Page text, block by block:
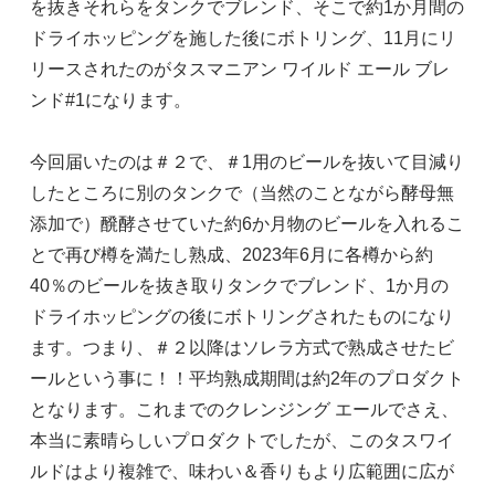
を抜きそれらをタンクでブレンド、そこで約1か月間の
ドライホッピングを施した後にボトリング、11月にリ
リースされたのがタスマニアン ワイルド エール ブレ
ンド#1になります。
今回届いたのは＃２で、＃1用のビールを抜いて目減り
したところに別のタンクで（当然のことながら酵母無
添加で）醗酵させていた約6か月物のビールを入れるこ
とで再び樽を満たし熟成、2023年6月に各樽から約
40％のビールを抜き取りタンクでブレンド、1か月の
ドライホッピングの後にボトリングされたものになり
ます。つまり、＃２以降はソレラ方式で熟成させたビ
ールという事に！！平均熟成期間は約2年のプロダクト
となります。これまでのクレンジング エールでさえ、
本当に素晴らしいプロダクトでしたが、このタスワイ
ルドはより複雑で、味わい＆香りもより広範囲に広が